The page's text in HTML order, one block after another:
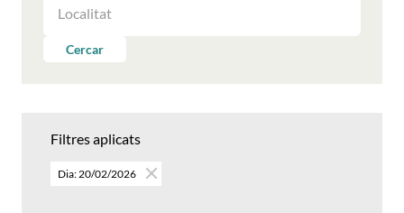
LES
PERCercar
Filtres aplicats
Dia: 20/02/2026